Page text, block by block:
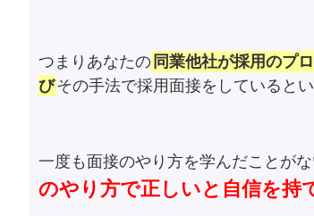
つまりあなたの 同業他社が採用のプ
びその手法で採用面接をしているとい
一度も面接のやり方を学んだことがな
のやり方で正しいと自信を持